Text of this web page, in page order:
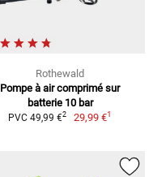
Rothewald
Pompe à air comprimé sur
batterie 10 bar
PVC 49,99 €2 29,99 €1